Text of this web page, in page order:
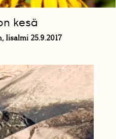
kesä
Iisalmi 25.9.2017